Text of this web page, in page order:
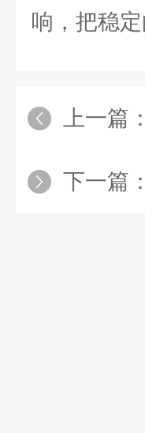
响，把稳
上一篇：
下一篇：